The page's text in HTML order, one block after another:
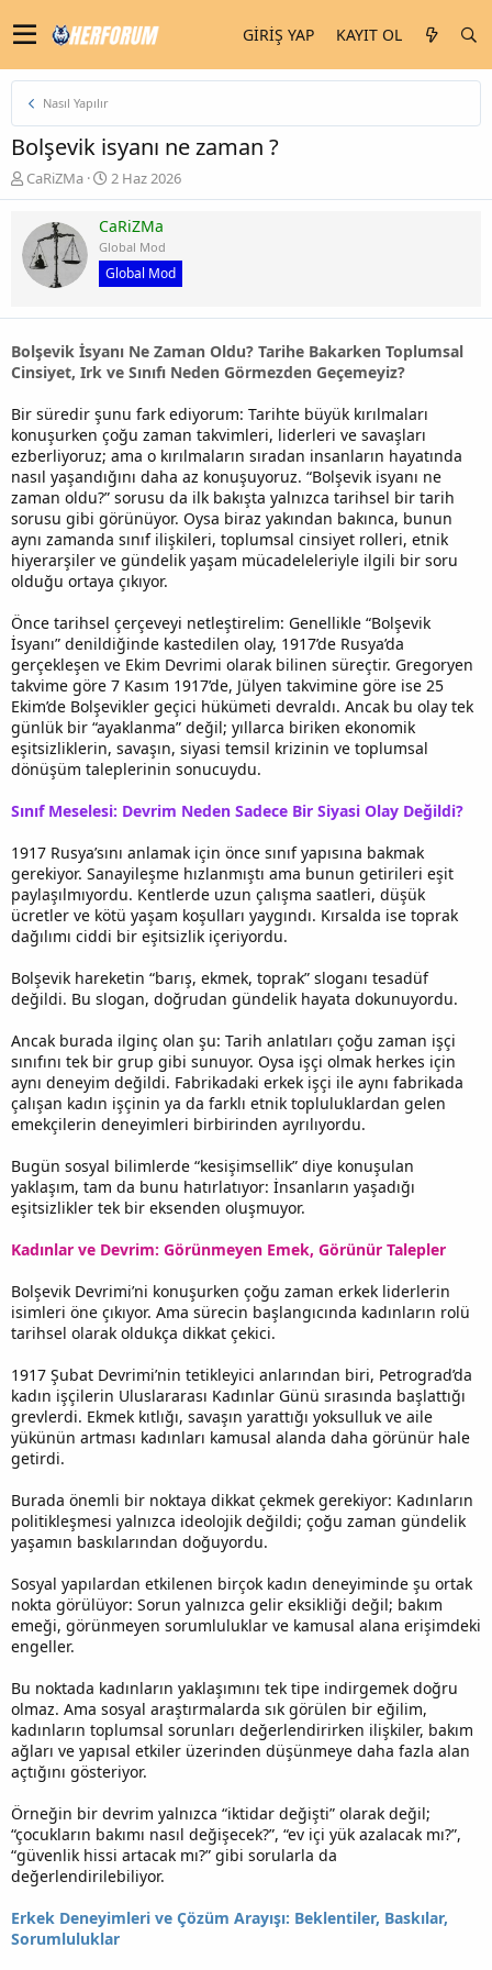
GIRIŞ YAP KAYIT OL
Nasıl Yapılır
Bolşevik isyanı ne zaman ?
K
o
u
y
u
a
l
a
a
n
CaRiZMa
B
a
l
a
n
ı
t
a
i
h
i
2 Haz 2026
CaRiZMa
Global Mod
Global Mod
Bolşevik İsyanı Ne Zaman Oldu? Tarihe Bakarken Toplumsal
Cinsiyet, Irk ve Sınıfı Neden Görmezden Geçemeyiz?
Bir süredir şunu fark ediyorum: Tarihte büyük kırılmaları
konuşurken çoğu zaman takvimleri, liderleri ve savaşları
ezberliyoruz; ama o kırılmaların sıradan insanların hayatında
nasıl yaşandığını daha az konuşuyoruz. “Bolşevik isyanı ne
zaman oldu?” sorusu da ilk bakışta yalnızca tarihsel bir tarih
sorusu gibi görünüyor. Oysa biraz yakından bakınca, bunun
aynı zamanda sınıf ilişkileri, toplumsal cinsiyet rolleri, etnik
hiyerarşiler ve gündelik yaşam mücadeleleriyle ilgili bir soru
olduğu ortaya çıkıyor.
Önce tarihsel çerçeveyi netleştirelim: Genellikle “Bolşevik
İsyanı” denildiğinde kastedilen olay, 1917’de Rusya’da
gerçekleşen ve Ekim Devrimi olarak bilinen süreçtir. Gregoryen
takvime göre 7 Kasım 1917’de, Jülyen takvimine göre ise 25
Ekim’de Bolşevikler geçici hükümeti devraldı. Ancak bu olay tek
günlük bir “ayaklanma” değil; yıllarca biriken ekonomik
eşitsizliklerin, savaşın, siyasi temsil krizinin ve toplumsal
dönüşüm taleplerinin sonucuydu.
Sınıf Meselesi: Devrim Neden Sadece Bir Siyasi Olay Değildi?
1917 Rusya’sını anlamak için önce sınıf yapısına bakmak
gerekiyor. Sanayileşme hızlanmıştı ama bunun getirileri eşit
paylaşılmıyordu. Kentlerde uzun çalışma saatleri, düşük
ücretler ve kötü yaşam koşulları yaygındı. Kırsalda ise toprak
dağılımı ciddi bir eşitsizlik içeriyordu.
Bolşevik hareketin “barış, ekmek, toprak” sloganı tesadüf
değildi. Bu slogan, doğrudan gündelik hayata dokunuyordu.
Ancak burada ilginç olan şu: Tarih anlatıları çoğu zaman işçi
sınıfını tek bir grup gibi sunuyor. Oysa işçi olmak herkes için
aynı deneyim değildi. Fabrikadaki erkek işçi ile aynı fabrikada
çalışan kadın işçinin ya da farklı etnik topluluklardan gelen
emekçilerin deneyimleri birbirinden ayrılıyordu.
Bugün sosyal bilimlerde “kesişimsellik” diye konuşulan
yaklaşım, tam da bunu hatırlatıyor: İnsanların yaşadığı
eşitsizlikler tek bir eksenden oluşmuyor.
Kadınlar ve Devrim: Görünmeyen Emek, Görünür Talepler
Bolşevik Devrimi’ni konuşurken çoğu zaman erkek liderlerin
isimleri öne çıkıyor. Ama sürecin başlangıcında kadınların rolü
tarihsel olarak oldukça dikkat çekici.
1917 Şubat Devrimi’nin tetikleyici anlarından biri, Petrograd’da
kadın işçilerin Uluslararası Kadınlar Günü sırasında başlattığı
grevlerdi. Ekmek kıtlığı, savaşın yarattığı yoksulluk ve aile
yükünün artması kadınları kamusal alanda daha görünür hale
getirdi.
Burada önemli bir noktaya dikkat çekmek gerekiyor: Kadınların
politikleşmesi yalnızca ideolojik değildi; çoğu zaman gündelik
yaşamın baskılarından doğuyordu.
Sosyal yapılardan etkilenen birçok kadın deneyiminde şu ortak
nokta görülüyor: Sorun yalnızca gelir eksikliği değil; bakım
emeği, görünmeyen sorumluluklar ve kamusal alana erişimdeki
engeller.
Bu noktada kadınların yaklaşımını tek tipe indirgemek doğru
olmaz. Ama sosyal araştırmalarda sık görülen bir eğilim,
kadınların toplumsal sorunları değerlendirirken ilişkiler, bakım
ağları ve yapısal etkiler üzerinden düşünmeye daha fazla alan
açtığını gösteriyor.
Örneğin bir devrim yalnızca “iktidar değişti” olarak değil;
“çocukların bakımı nasıl değişecek?”, “ev içi yük azalacak mı?”,
“güvenlik hissi artacak mı?” gibi sorularla da
değerlendirilebiliyor.
Erkek Deneyimleri ve Çözüm Arayışı: Beklentiler, Baskılar,
Sorumluluklar